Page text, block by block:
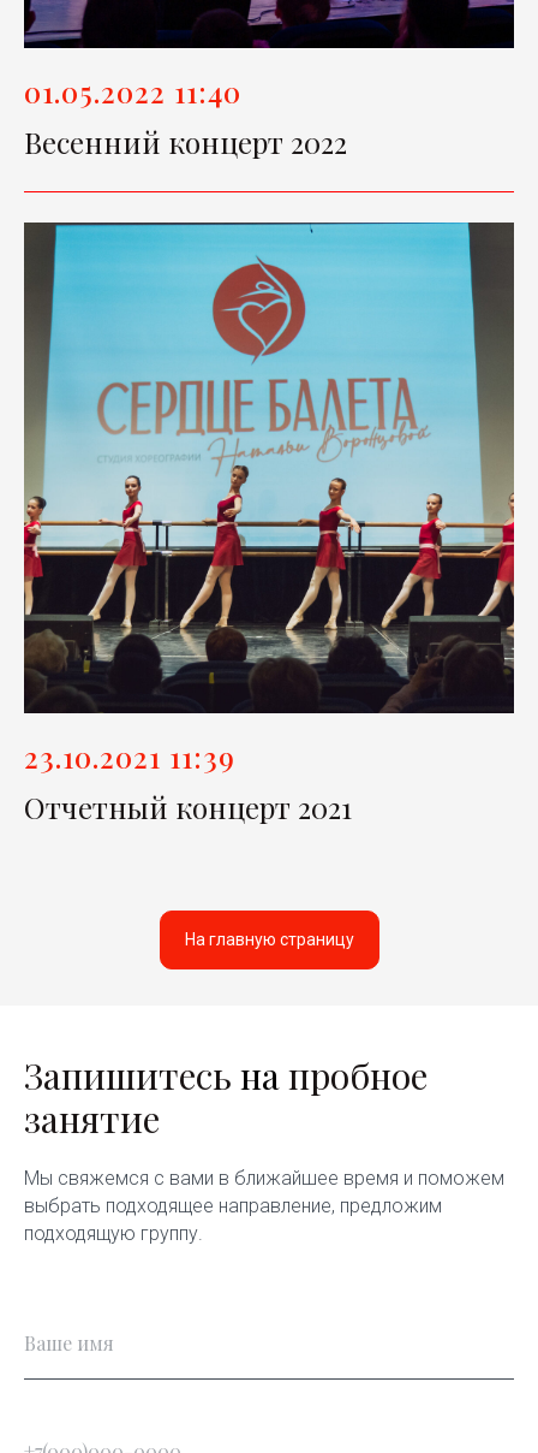
01.05.2022 11:40
Весенний концерт 2022
23.10.2021 11:39
Отчетный концерт 2021
На главную страницу
Запишитесь напробное
занятие
Мы свяжемся с вами в ближайшее время и поможем
выбрать подходящее направление, предложим
подходящую группу.